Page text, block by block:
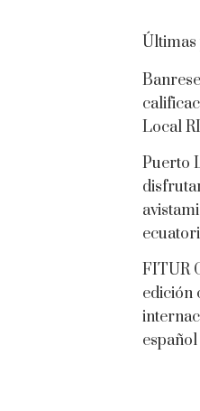
Local
Puerto
FITUR
edición
español